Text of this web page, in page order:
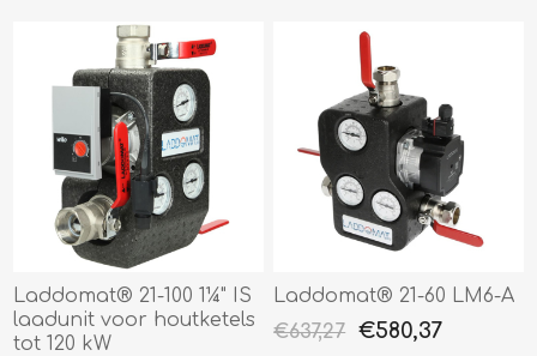
Laddomat® 21-100 1¼" IS
laadunit voor houtketels
tot 120 kW
Laddomat® 21-60 LM6-A
€637,27
€580,37